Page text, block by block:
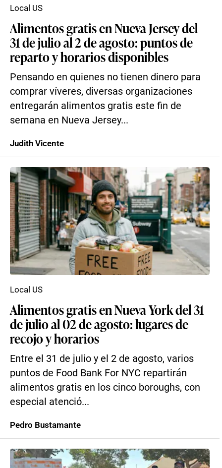
Alimentos gratis en Nueva Jersey del
31 de julio al 2 de agosto: puntos de
reparto y horarios disponibles
Pensando en quienes no tienen dinero para
comprar víveres, diversas organizaciones
entregarán alimentos gratis este fin de
semana en Nueva Jersey...
Local US
Judith Vicente
Alimentos gratis en Nueva York del 31
de julio al 02 de agosto: lugares de
recojo y horarios
Entre el 31 de julio y el 2 de agosto, varios
puntos de Food Bank For NYC repartirán
alimentos gratis en los cinco boroughs, con
especial atenció...
Local US
Pedro Bustamante